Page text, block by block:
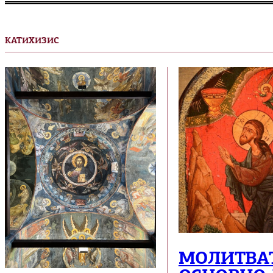
КАТИХИЗИС